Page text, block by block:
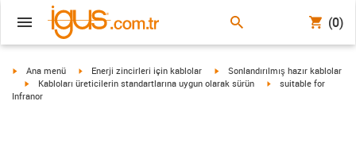
(0)
igus-icon-arrow-right
Ana menü igus-icon-arrow-right
Enerji zincirleri için kablolar igus-icon-arrow-right
Sonlandırılmış hazır kablolar
igus-icon-arrow-right
Kabloları üreticilerin standartlarına uygun olarak sürün igus-icon-arrow-right
suitable for
Infranor